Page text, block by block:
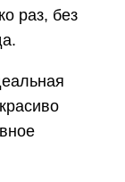
раз, без